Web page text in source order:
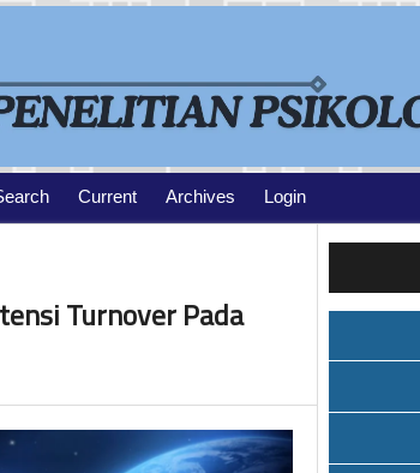
Current Archives Login
Turnover Pada